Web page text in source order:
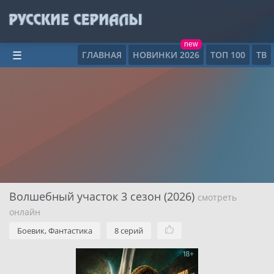
ГЛАВНАЯ НОВИНКИ 2026
new
ТОП 100 ТВ
☰
Волшебный участок 3 сезон (2026) смотреть
онлайн
Боевик, Фантастика 8 серий